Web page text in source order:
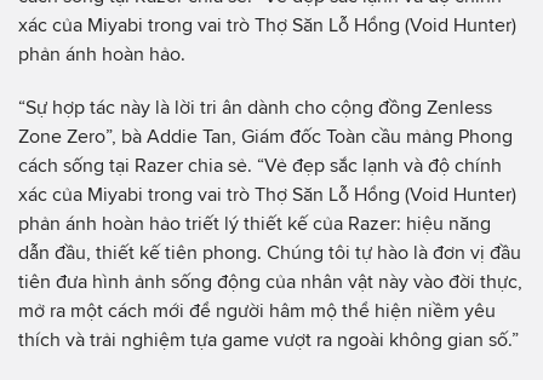
xác của Miyabi trong vai trò Thợ Săn Lỗ Hổng (Void Hunter)
phản ánh hoàn hảo.
“Sự hợp tác này là lời tri ân dành cho cộng đồng Zenless
Zone Zero”, bà Addie Tan, Giám đốc Toàn cầu mảng Phong
cách sống tại Razer chia sẻ. “Vẻ đẹp sắc lạnh và độ chính
xác của Miyabi trong vai trò Thợ Săn Lỗ Hổng (Void Hunter)
phản ánh hoàn hảo triết lý thiết kế của Razer: hiệu năng
dẫn đầu, thiết kế tiên phong. Chúng tôi tự hào là đơn vị đầu
tiên đưa hình ảnh sống động của nhân vật này vào đời thực,
mở ra một cách mới để người hâm mộ thể hiện niềm yêu
thích và trải nghiệm tựa game vượt ra ngoài không gian số.”